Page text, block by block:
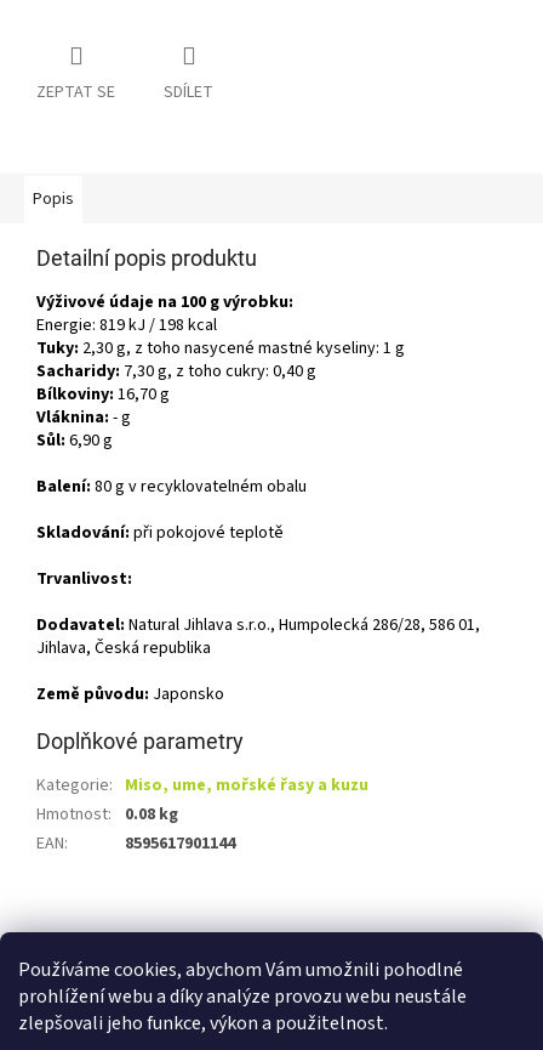
Používáme cookies, abychom Vám umožnili pohodlné
prohlížení webu a díky analýze provozu webu neustále
zlepšovali jeho funkce, výkon a použitelnost.
ZEPTAT SE SDÍLET
Popis
Detailní popis produktu
Výživové údaje na 100 g výrobku:
Energie: 819 kJ / 198 kcal
Tuky: 2,30 g, z toho nasycené mastné kyseliny: 1 g
Sacharidy: 7,30 g, z toho cukry: 0,40 g
Bílkoviny: 16,70 g
Vláknina: - g
Sůl: 6,90 g
Balení: 80 g v recyklovatelném obalu
Skladování: při pokojové teplotě
Trvanlivost:
Dodavatel: Natural Jihlava s.r.o., Humpolecká 286/28, 586 01,
Jihlava, Česká republika
Země původu: Japonsko
Doplňkové parametry
Kategorie: Miso, ume, mořské řasy a kuzu
Hmotnost:
0.08 kg
EAN: 8595617901144
á